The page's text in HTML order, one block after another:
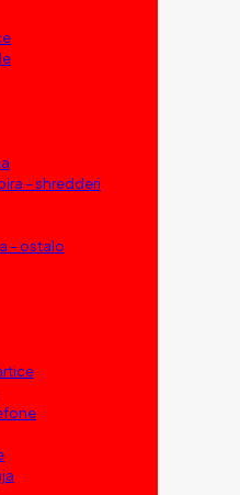
– shredderi
– ostalo